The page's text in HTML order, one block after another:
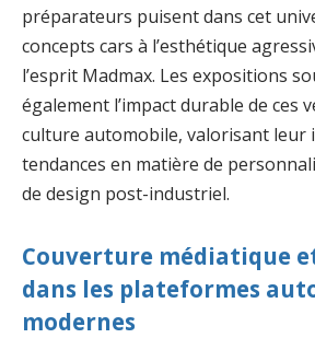
préparateurs puisent dans cet
concepts cars à l’esthétique
l’esprit Madmax. Les expositions
également l’impact durable de ces
culture automobile, valorisant leur
tendances en matière de
de design post-industriel.
Couverture médiatique
dans les plateformes
modernes